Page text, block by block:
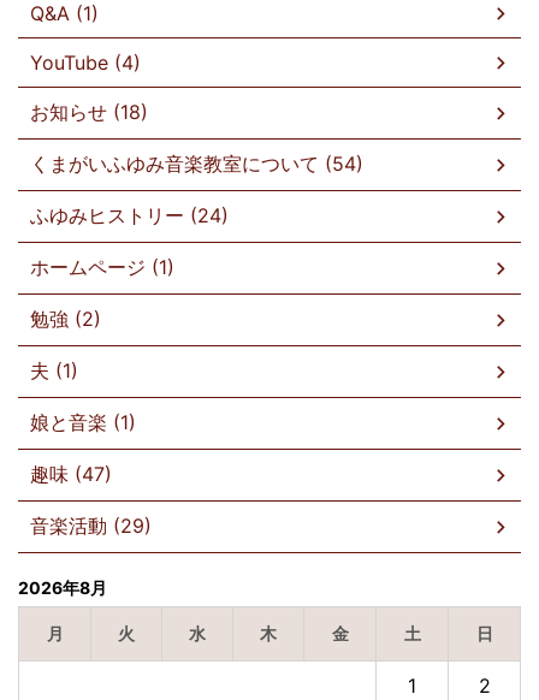
Q&A (1)
YouTube (4)
お知らせ (18)
くまがいふゆみ音楽教室について (54)
ふゆみヒストリー (24)
ホームページ (1)
勉強 (2)
夫 (1)
娘と音楽 (1)
趣味 (47)
音楽活動 (29)
2026年8月
月 火 水 木 金 土 日
1 2